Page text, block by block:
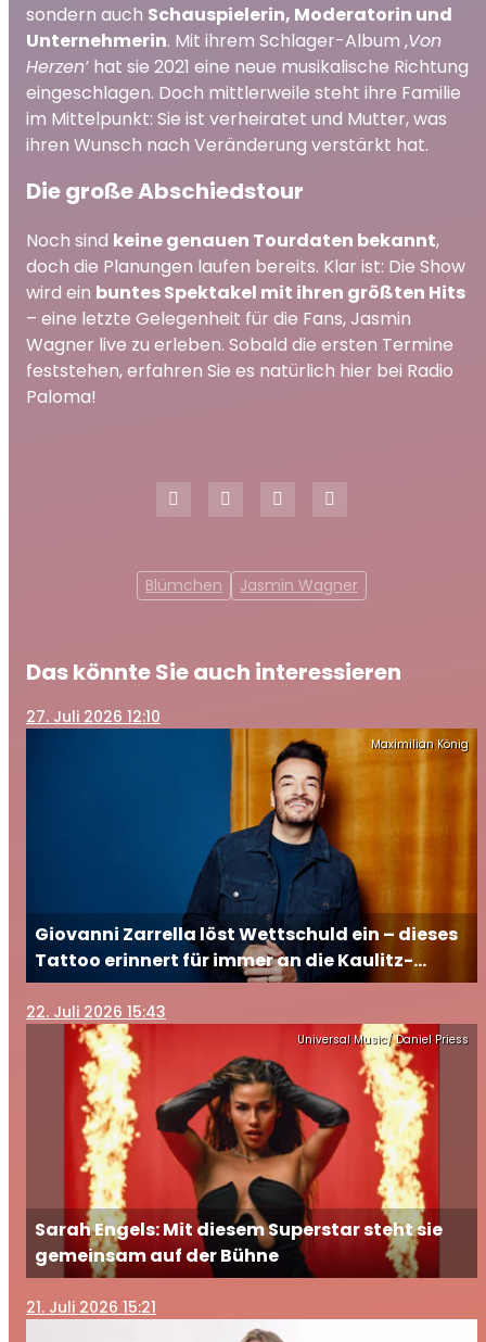
sondern auch Schauspielerin, Moderatorin und
Unternehmerin. Mit ihrem Schlager-Album ‚Von
Herzen‘ hat sie 2021 eine neue musikalische Richtung
eingeschlagen. Doch mittlerweile steht ihre Familie
im Mittelpunkt: Sie ist verheiratet und Mutter, was
ihren Wunsch nach Veränderung verstärkt hat.
Die große Abschiedstour
Noch sind keine genauen Tourdaten bekannt,
doch die Planungen laufen bereits. Klar ist: Die Show
wird ein buntes Spektakel mit ihren größten Hits
– eine letzte Gelegenheit für die Fans, Jasmin
Wagner live zu erleben. Sobald die ersten Termine
feststehen, erfahren Sie es natürlich hier bei Radio
Paloma!
Blümchen Jasmin Wagner
Das könnte Sie auch interessieren
27. Juli 2026 12:10
Maximilian König
Giovanni Zarrella löst Wettschuld ein – dieses
Tattoo erinnert für immer an die Kaulitz-
Brüder
22. Juli 2026 15:43
Universal Music/ Daniel Priess
Sarah Engels: Mit diesem Superstar steht sie
gemeinsam auf der Bühne
21. Juli 2026 15:21